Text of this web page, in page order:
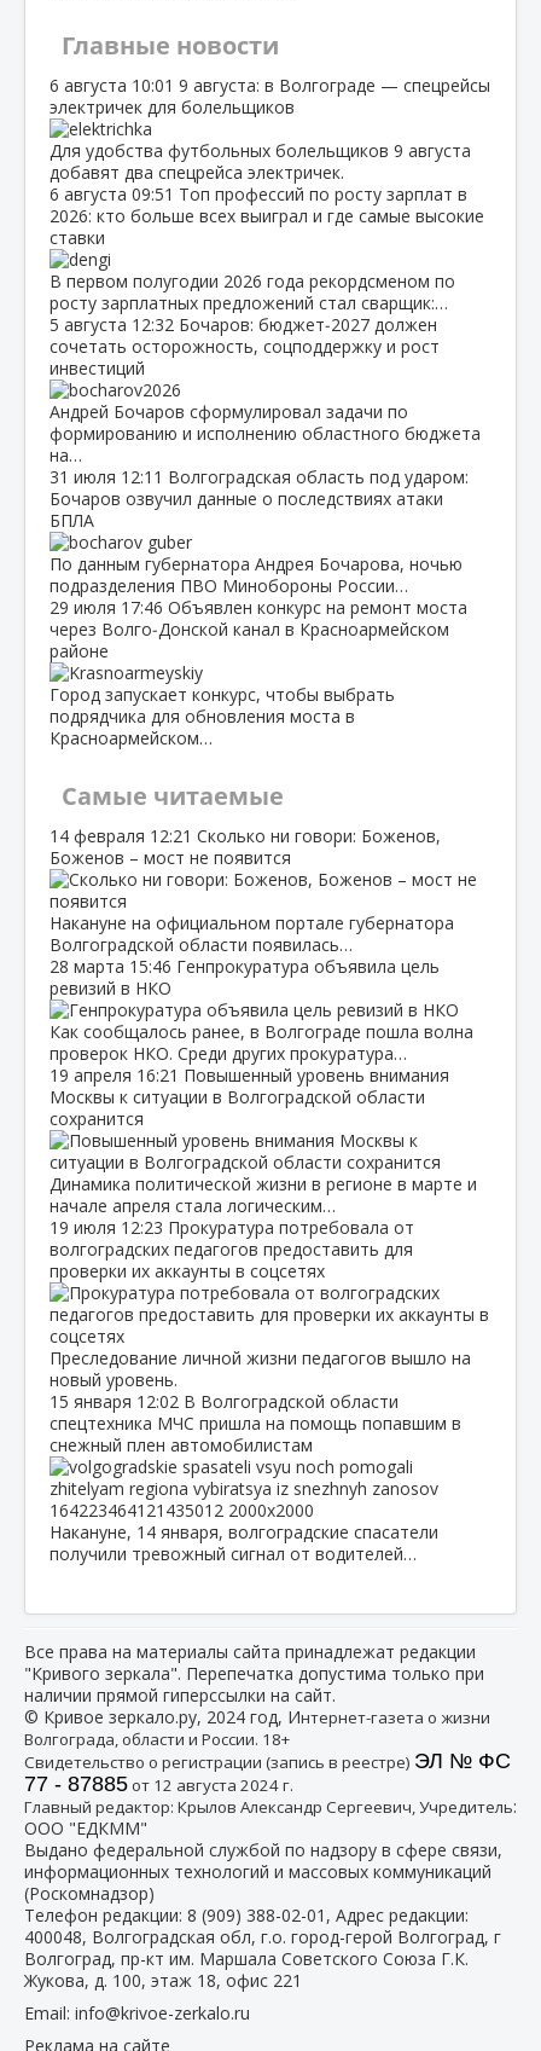
Главные новости
6 августа 10:01 9 августа: в Волгограде — спецрейсы
электричек для болельщиков
Для удобства футбольных болельщиков 9 августа
добавят два спецрейса электричек.
6 августа 09:51 Топ профессий по росту зарплат в
2026: кто больше всех выиграл и где самые высокие
ставки
В первом полугодии 2026 года рекордсменом по
росту зарплатных предложений стал сварщик:…
5 августа 12:32 Бочаров: бюджет‑2027 должен
сочетать осторожность, соцподдержку и рост
инвестиций
Андрей Бочаров сформулировал задачи по
формированию и исполнению областного бюджета
на…
31 июля 12:11 Волгоградская область под ударом:
Бочаров озвучил данные о последствиях атаки
БПЛА
По данным губернатора Андрея Бочарова, ночью
подразделения ПВО Минобороны России…
29 июля 17:46 Объявлен конкурс на ремонт моста
через Волго‑Донской канал в Красноармейском
районе
Город запускает конкурс, чтобы выбрать
подрядчика для обновления моста в
Красноармейском…
Самые читаемые
14 февраля 12:21 Сколько ни говори: Боженов,
Боженов – мост не появится
Накануне на официальном портале губернатора
Волгоградской области появилась…
28 марта 15:46 Генпрокуратура объявила цель
ревизий в НКО
Как сообщалось ранее, в Волгограде пошла волна
проверок НКО. Среди других прокуратура…
19 апреля 16:21 Повышенный уровень внимания
Москвы к ситуации в Волгоградской области
сохранится
Динамика политической жизни в регионе в марте и
начале апреля стала логическим…
19 июля 12:23 Прокуратура потребовала от
волгоградских педагогов предоставить для
проверки их аккаунты в соцсетях
Преследование личной жизни педагогов вышло на
новый уровень.
15 января 12:02 В Волгоградской области
спецтехника МЧС пришла на помощь попавшим в
снежный плен автомобилистам
Накануне, 14 января, волгоградские спасатели
получили тревожный сигнал от водителей…
Все права на материалы сайта принадлежат редакции
"Кривого зеркала". Перепечатка допустима только при
наличии прямой гиперссылки на сайт.
© Кривое зеркало.ру, 2024 год, Интернет-газета о жизни
Волгограда, области и России. 18+
Свидетельство о регистрации (запись в реестре) ЭЛ № ФС
77 - 87885от 12 августа 2024 г.
Главный редактор: Крылов Александр Сергеевич, Учредитель:
ООО "ЕДКММ"
Выдано федеральной службой по надзору в сфере связи,
информационных технологий и массовых коммуникаций
(Роскомнадзор)
Телефон редакции: 8 (909) 388-02-01 , Адрес редакции:
400048, Волгоградская обл, г.о. город-герой Волгоград, г
Волгоград, пр-кт им. Маршала Советского Союза Г.К.
Жукова, д. 100, этаж 18, офис 221
Email: info@krivoe-zerkalo.ru
Реклама на сайте